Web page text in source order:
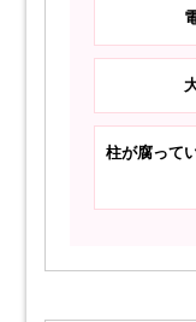
柱が腐って